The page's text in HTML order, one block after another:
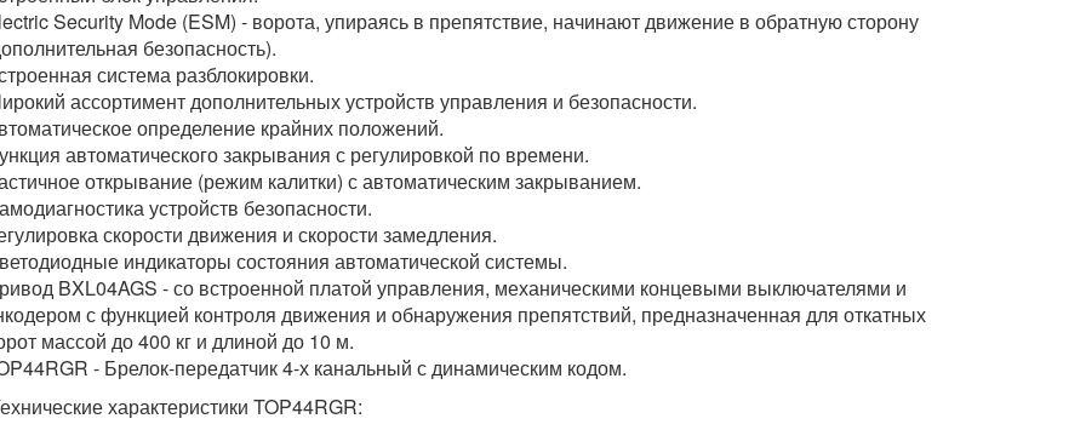
Security Mode (ESM) - ворота, упираясь в препятствие, начинают движение в обратную сторону
безопасность).
система разблокировки.
ассортимент дополнительных устройств управления и безопасности.
определение крайних положений.
автоматического закрывания с регулировкой по времени.
открывание (режим калитки) с автоматическим закрыванием.
устройств безопасности.
скорости движения и скорости замедления.
индикаторы состояния автоматической системы.
BXL04AGS - со встроенной платой управления, механическими концевыми выключателями и
с функцией контроля движения и обнаружения препятствий, предназначенная для откатных
массой до 400 кг и длиной до 10 м.
- Брелок-передатчик 4-х канальный с динамическим кодом.
характеристики TOP44RGR: